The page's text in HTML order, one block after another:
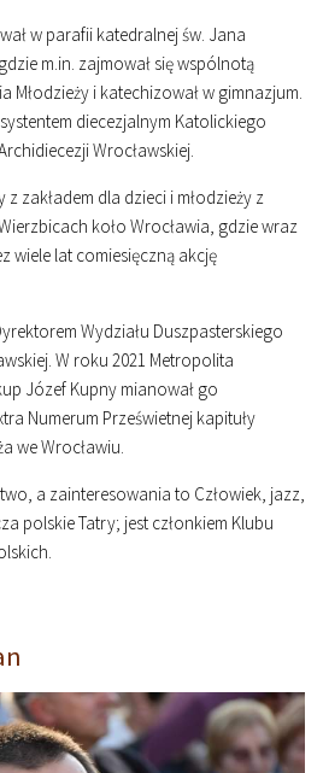
w parafii katedralnej św. Jana
m.in. zajmował się wspólnotą
Młodzieży i katechizował w gimnazjum.
diecezjalnym Katolickiego
Wrocławskiej.
zakładem dla dzieci i młodzieży z
koło Wrocławia, gdzie wraz
wiele lat comiesięczną akcję
Wydziału Duszpasterskiego
W roku 2021 Metropolita
Józef Kupny mianował go
Numerum Prześwietnej kapituły
we Wrocławiu.
a zainteresowania to Człowiek, jazz,
polskie Tatry; jest członkiem Klubu